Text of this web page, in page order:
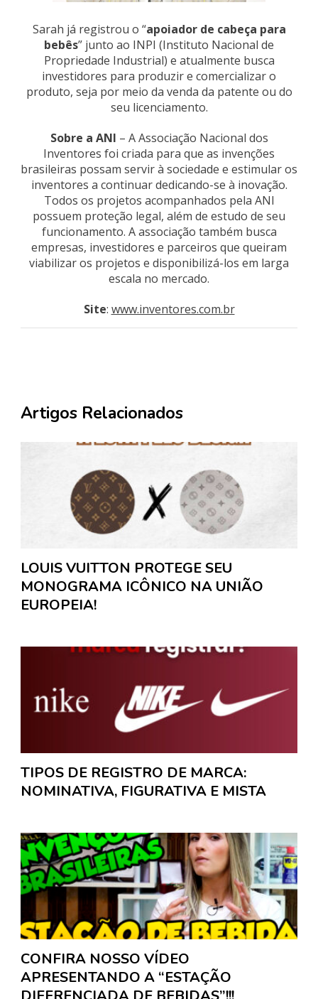
Sarah já registrou o “apoiador de cabeça para
bebês” junto ao INPI (Instituto Nacional de
Propriedade Industrial) e atualmente busca
investidores para produzir e comercializar o
produto, seja por meio da venda da patente ou do
seu licenciamento.
Sobre a ANI – A Associação Nacional dos
Inventores foi criada para que as invenções
brasileiras possam servir à sociedade e estimular os
inventores a continuar dedicando-se à inovação.
Todos os projetos acompanhados pela ANI
possuem proteção legal, além de estudo de seu
funcionamento. A associação também busca
empresas, investidores e parceiros que queiram
viabilizar os projetos e disponibilizá-los em larga
escala no mercado.
Site: www.inventores.com.br
Artigos Relacionados
LOUIS VUITTON PROTEGE SEU
MONOGRAMA ICÔNICO NA UNIÃO
EUROPEIA!
TIPOS DE REGISTRO DE MARCA:
NOMINATIVA, FIGURATIVA E MISTA
CONFIRA NOSSO VÍDEO
APRESENTANDO A “ESTAÇÃO